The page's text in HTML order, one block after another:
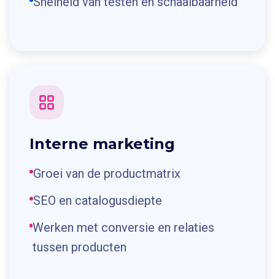
Interne marketing
Groei van de productmatrix
SEO en catalogusdiepte
Werken met conversie en relaties
tussen producten